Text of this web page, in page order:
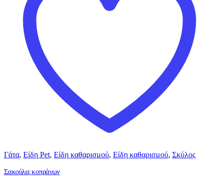
Γάτα, Είδη Pet, Είδη καθαρισμού, Είδη καθαρισμού, Σκύλος
Σακούλες κοπράνων